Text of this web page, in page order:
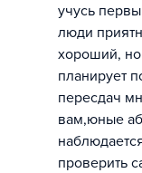
учусь
люди
хороший, но
планирует
пересдач
вам,юные
проверить